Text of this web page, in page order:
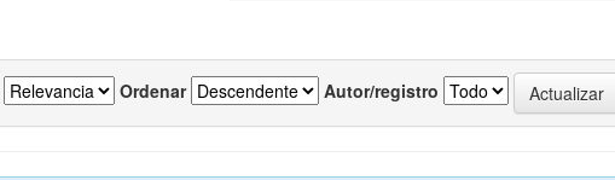
Ordenar Autor/registro